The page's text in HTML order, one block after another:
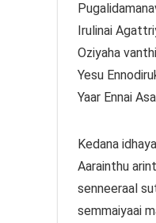
Irulinai
Oziyaha
Yesu
Yaar Ennai
Kedana
Aarainthu
senneeraal
semmaiyaai